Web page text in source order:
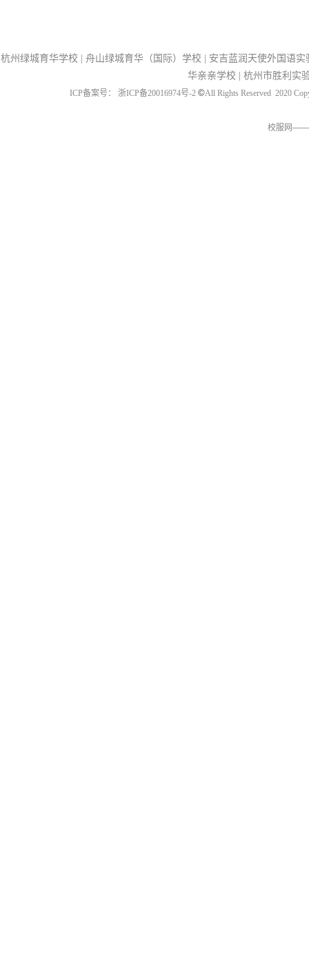
杭州绿城育华学校 |舟山绿城育华（国际）学校
安吉蓝润天使外国语实
华亲亲学校 |杭州市胜利实
ICP备案号： 浙ICP备20016974号-2©All Rights Reserved 2020
校服网——